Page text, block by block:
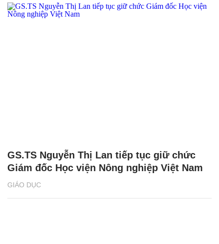
GIÁO DỤC
GS.TS Nguyễn Thị Lan tiếp tục giữ chức
Giám đốc Học viện Nông nghiệp Việt Nam